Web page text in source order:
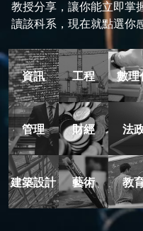
教授分享，讓你能立即掌
讀該科系，現在就點選你
資訊 工程 數理
管理 財經 法
建築設計 藝術 教